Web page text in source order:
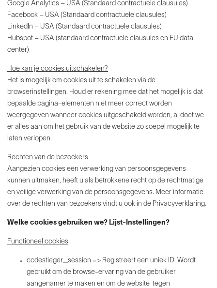
Google Analytics – USA (Standaard contractuele clausules)
Facebook – USA (Standaard contractuele clausules)
LinkedIn – USA (Standaard contractuele clausules)
Hubspot – USA (standaard contractuele clausules en EU data
center)
Hoe kan je cookies uitschakelen?
Het is mogelijk om cookies uit te schakelen via de
browserinstellingen. Houd er rekening mee dat het mogelijk is dat
bepaalde pagina-elementen niet meer correct worden
weergegeven wanneer cookies uitgeschakeld worden, al doet we
er alles aan om het gebruik van de website zo soepel mogelijk te
laten verlopen.
Rechten van de bezoekers
Aangezien cookies een verwerking van persoonsgegevens
kunnen uitmaken, heeft u als betrokkene recht op de rechtmatige
en veilige verwerking van de persoonsgegevens. Meer informatie
over de rechten van bezoekers vindt u ook in de Privacyverklaring.
Welke cookies gebruiken we? Lijst-Instellingen?
Functioneel cookies
ccdestieger_session => Registreert een uniek ID. Wordt
gebruikt om de browse-ervaring van de gebruiker
aangenamer te maken en om de website tegen